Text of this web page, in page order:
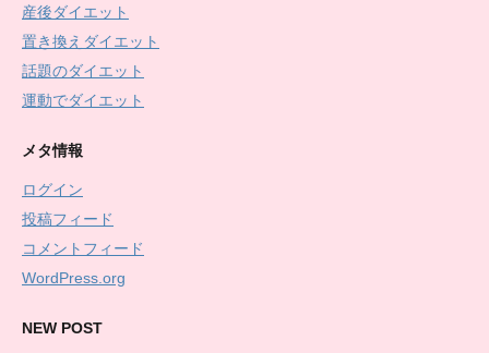
産後ダイエット
置き換えダイエット
話題のダイエット
運動でダイエット
メタ情報
ログイン
投稿フィード
コメントフィード
WordPress.org
NEW POST